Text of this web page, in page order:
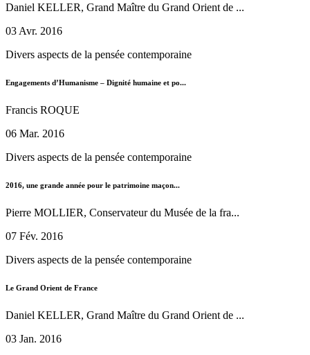
Daniel KELLER, Grand Maître du Grand Orient de ...
03 Avr. 2016
Divers aspects de la pensée contemporaine
Engagements d’Humanisme – Dignité humaine et po...
Francis ROQUE
06 Mar. 2016
Divers aspects de la pensée contemporaine
2016, une grande année pour le patrimoine maçon...
Pierre MOLLIER, Conservateur du Musée de la fra...
07 Fév. 2016
Divers aspects de la pensée contemporaine
Le Grand Orient de France
Daniel KELLER, Grand Maître du Grand Orient de ...
03 Jan. 2016